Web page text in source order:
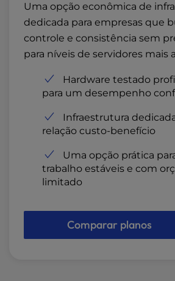
Uma opção econômica de
dedicada para empresas que
controle e consistência sem
para níveis de servidores mais
Hardware testado
para um desempenho
Infraestrutura
relação custo-benefício
Uma opção prática
trabalho estáveis e com
limitado
Comparar planos